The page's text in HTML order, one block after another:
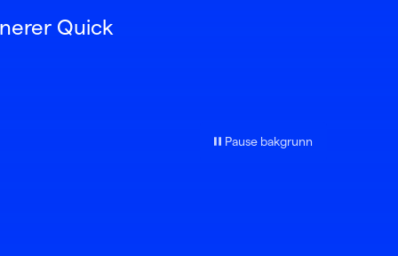
Quick
Pause bakgrunn